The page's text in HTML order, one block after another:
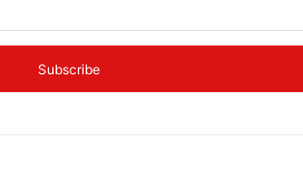
Subscribe